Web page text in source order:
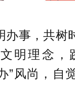
办事，共树
明理念，
”风尚，自